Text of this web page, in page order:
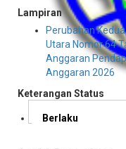
Lampiran
Perubahan
Utara Nomor 64
Anggaran
Anggaran 2026
Keterangan Status
Berlaku